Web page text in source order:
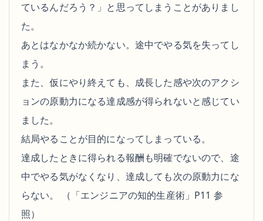
ているんだろう？」と思ってしまうことがありまし
た。
あとはなかなか続かない。途中でやる気を失ってし
まう。
また、仮にやり終えても、成長した感や次のアクシ
ョンの原動力になる達成感が得られないと感じてい
ました。
結局やることが目的になってしまっている。
達成したときに得られる報酬も明確でないので、途
中でやる気がなくなり、達成しても次の原動力にな
らない。 （「エンジニアの知的生産術」P11 参
照）